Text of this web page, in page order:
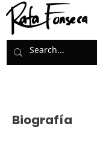
Biografía